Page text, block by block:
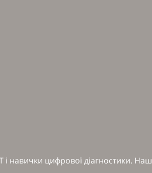
навички цифрової діагностики. Наш